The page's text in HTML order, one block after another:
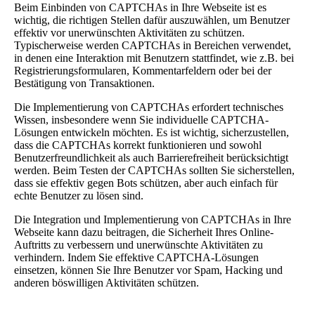
Beim Einbinden von CAPTCHAs in Ihre Webseite ist es
wichtig, die richtigen Stellen dafür auszuwählen, um Benutzer
effektiv vor unerwünschten Aktivitäten zu schützen.
Typischerweise werden CAPTCHAs in Bereichen verwendet,
in denen eine Interaktion mit Benutzern stattfindet, wie z.B. bei
Registrierungsformularen, Kommentarfeldern oder bei der
Bestätigung von Transaktionen.
Die Implementierung von CAPTCHAs erfordert technisches
Wissen, insbesondere wenn Sie individuelle CAPTCHA-
Lösungen entwickeln möchten. Es ist wichtig, sicherzustellen,
dass die CAPTCHAs korrekt funktionieren und sowohl
Benutzerfreundlichkeit als auch Barrierefreiheit berücksichtigt
werden. Beim Testen der CAPTCHAs sollten Sie sicherstellen,
dass sie effektiv gegen Bots schützen, aber auch einfach für
echte Benutzer zu lösen sind.
Die Integration und Implementierung von CAPTCHAs in Ihre
Webseite kann dazu beitragen, die Sicherheit Ihres Online-
Auftritts zu verbessern und unerwünschte Aktivitäten zu
verhindern. Indem Sie effektive CAPTCHA-Lösungen
einsetzen, können Sie Ihre Benutzer vor Spam, Hacking und
anderen böswilligen Aktivitäten schützen.